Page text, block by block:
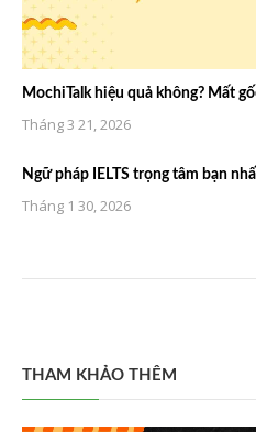
MochiTalk hiệu quả không? Mất
Tháng 3 21, 2026
Ngữ pháp IELTS trọng tâm bạn
Tháng 1 30, 2026
THAM KHẢO THÊM